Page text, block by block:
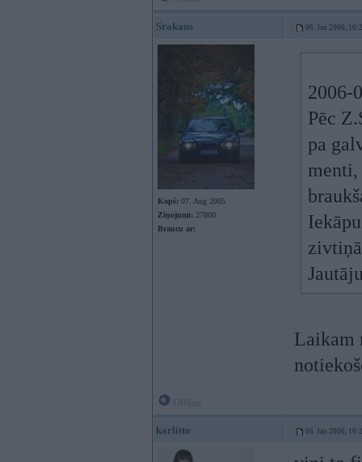
Srakans 06. Jan 2006,
Kopš: 07. Aug 2005
Ziņojumi: 27800
Braucu ar:
2006-
Pēc
pa
menti,
Laikam
karlitto 06. Jan 2006,